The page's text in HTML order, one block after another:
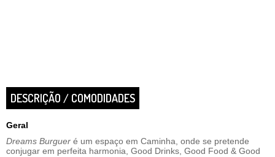
DESCRIÇÃO / COMODIDADES
Geral
Dreams Burguer é um espaço em Caminha, onde se pretende
conjugar em perfeita harmonia, Good Drinks, Good Food & Good